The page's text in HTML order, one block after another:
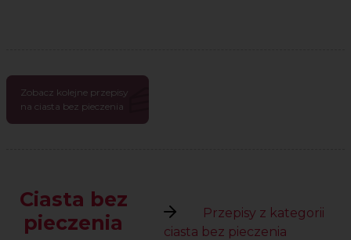
Zobacz kolejne przepisy
na ciasta bez pieczenia
Ciasta bez
pieczenia
Przepisy z kategorii
ciasta bez pieczenia